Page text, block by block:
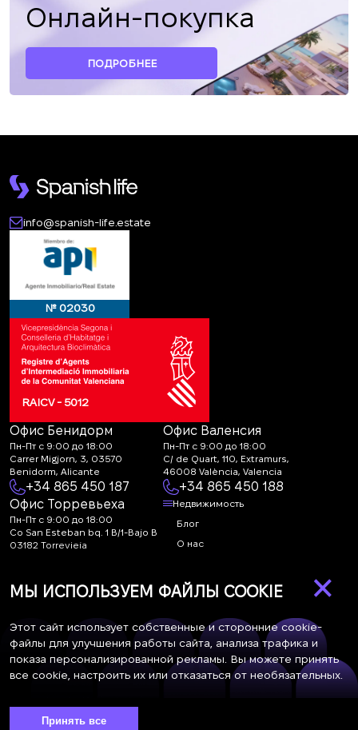
Онлайн-покупка
ПОДРОБНЕЕ
info@spanish-life.estate
№ 02030
RAICV - 5012
Офис Бенидорм
Пн-Пт с 9:00 до 18:00
Carrer Migjorn, 3, 03570
Benidorm, Alicante
+34 865 450 187
Офис Валенсия
Пн-Пт с 9:00 до 18:00
C/ de Quart, 110, Extramurs,
46008 València, Valencia
+34 865 450 188
Офис Торревьеха
Пн-Пт с 9:00 до 18:00
Co San Esteban bq. 1 B/1-Bajo B
03182 Torrevieja
life.estate
Недвижимость
Блог
О нас
Контакты
Подпишитесь на наши новости. Рассылка каждую неделю
×
МЫ ИСПОЛЬЗУЕМ ФАЙЛЫ COOKIE
Этот сайт использует собственные и сторонние cookie-
файлы для улучшения работы сайта, анализа трафика и
показа персонализированной рекламы. Вы можете принять
все cookie, настроить их или отказаться от необязательных.
Принять все